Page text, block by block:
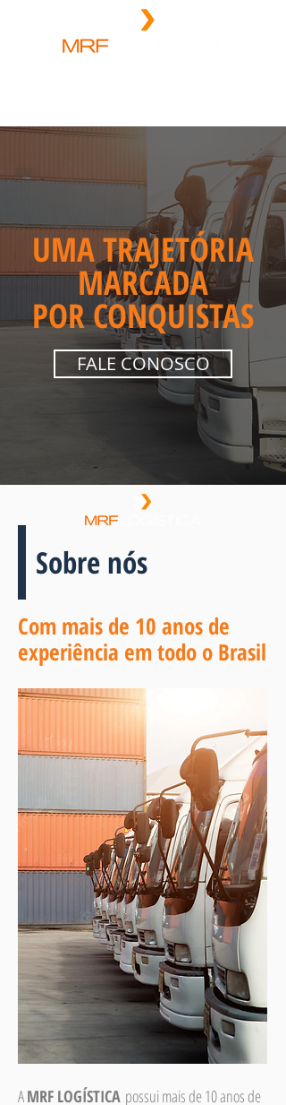
Sobre nós
Com mais de 10 anos de
experiência em todo o Brasil
AMRF LOGÍSTICA possui mais de 10 anos de
FALE CONOSCO
UMA TRAJETÓRIA
MARCADA
POR CONQUISTAS